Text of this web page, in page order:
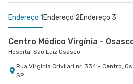
Endereço 1 Endereço 2Endereço 3
Centro Médico Virgínia -
Hospital São Luiz Osasco
Rua Virginia Crivilari nr. 334 - Centro,
SP